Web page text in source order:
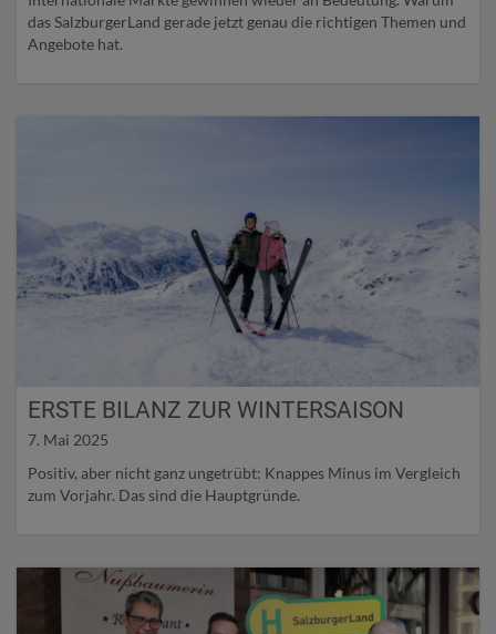
das SalzburgerLand gerade jetzt genau die richtigen Themen und
Angebote hat.
ERSTE BILANZ ZUR WINTERSAISON
7. Mai 2025
Positiv, aber nicht ganz ungetrübt: Knappes Minus im Vergleich
zum Vorjahr. Das sind die Hauptgründe.